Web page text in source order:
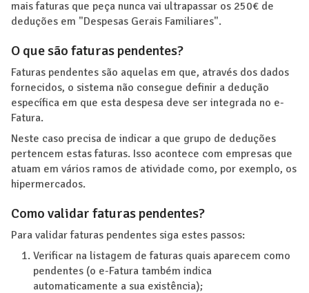
mais faturas que peça nunca vai ultrapassar os 250€ de
deduções em "Despesas Gerais Familiares".
O que são faturas pendentes?
Faturas pendentes são aquelas em que, através dos dados
fornecidos, o sistema não consegue definir a dedução
específica em que esta despesa deve ser integrada no e-
Fatura.
Neste caso precisa de indicar a que grupo de deduções
pertencem estas faturas. Isso acontece com empresas que
atuam em vários ramos de atividade como, por exemplo, os
hipermercados.
Como validar faturas pendentes?
Para validar faturas pendentes siga estes passos:
Verificar na listagem de faturas quais aparecem como
pendentes (o e-Fatura também indica
automaticamente a sua existência);